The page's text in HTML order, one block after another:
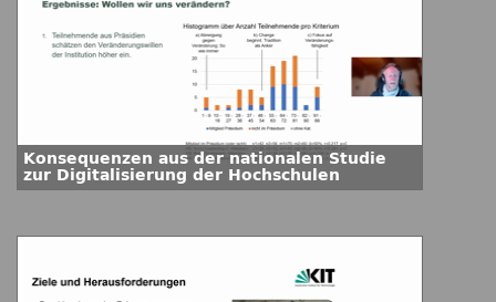
Konsequenzen aus der nationalen Studie
zur Digitalisierung der Hochschulen